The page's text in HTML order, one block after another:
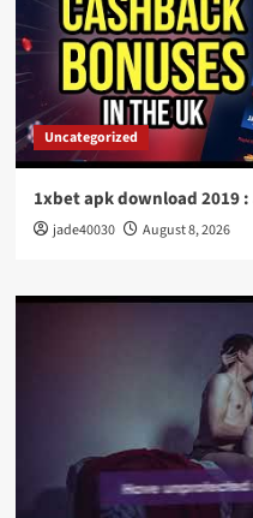
Uncategorized
1xbet apk download 2019
jade40030 August 8, 2026